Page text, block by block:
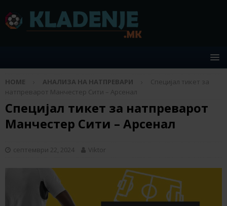
HOME АНАЛИЗА НА НАТПРЕВАРИ
Специјал тикет за
натпреварот Манчестер Сити – Арсенал
Специјал тикет за натпреварот
Манчестер Сити – Арсенал
септември 22, 2024 Viktor